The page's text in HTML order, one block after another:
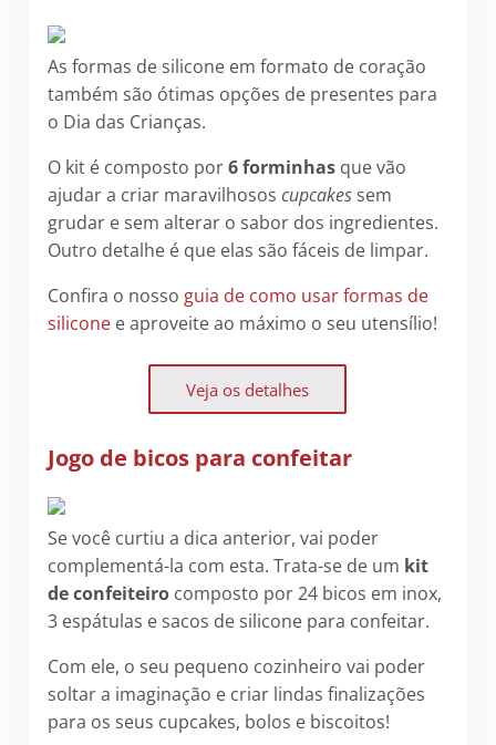
As formas de silicone em formato de coração
também são ótimas opções de presentes para
o Dia das Crianças.
O kit é composto por6 forminhasque vão
ajudar a criar maravilhosos cupcakessem
grudar e sem alterar o sabor dos ingredientes.
Outro detalhe é que elas são fáceis de limpar.
Confira o nosso guia de como usar formas de
siliconee aproveite ao máximo o seu utensílio!
Veja os detalhes
Jogo de bicos para confeitar
Se você curtiu a dica anterior, vai poder
complementá-la com esta. Trata-se de um kit
de confeiteirocomposto por 24 bicos em inox,
3 espátulas e sacos de silicone para confeitar.
Com ele, o seu pequeno cozinheiro vai poder
soltar a imaginação e criar lindas finalizações
para os seus cupcakes, bolos e biscoitos!